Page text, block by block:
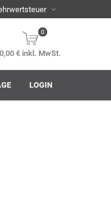
0
0,00 € inkl. MwSt.
LOGIN